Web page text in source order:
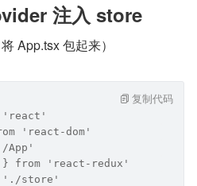
注入 store
App.tsx 包起来）
'react'
'react-dom'
App'
from 'react-redux'
'./store'
复制代码